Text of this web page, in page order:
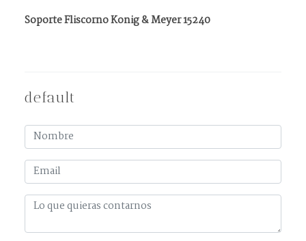
Soporte Fliscorno Konig & Meyer 15240
default